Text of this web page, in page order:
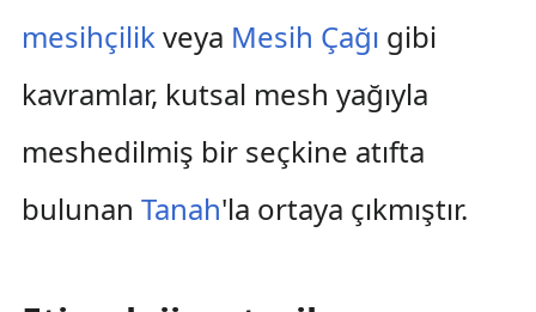
mesihçilikveya Mesih Çağı gibi
kavramlar, kutsal mesh yağıyla
meshedilmiş bir seçkine atıfta
bulunan Tanah'la ortaya çıkmıştır.